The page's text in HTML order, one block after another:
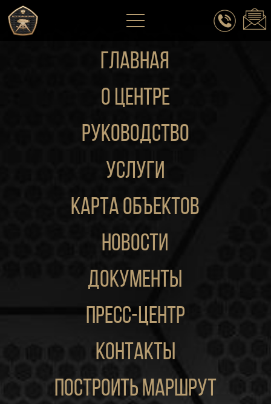
новости
руководство
Карта объектов
ГЛАВНАЯ
пресс-центр
построить маршрут
о центре
документы
контакты
Услуги